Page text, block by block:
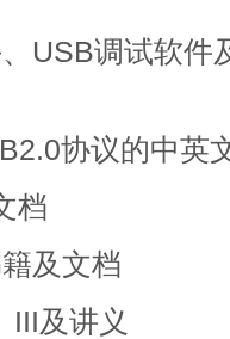
USB调试软件
协议的中英
档
及文档
III及讲义